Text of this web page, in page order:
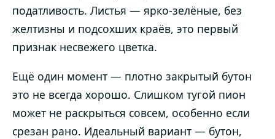
податливость. Листья — ярко-зелёные, без
желтизны и подсохших краёв, это первый
признак несвежего цветка.
Ещё один момент — плотно закрытый бутон
это не всегда хорошо. Слишком тугой пион
может не раскрыться совсем, особенно если
срезан рано. Идеальный вариант — бутон,